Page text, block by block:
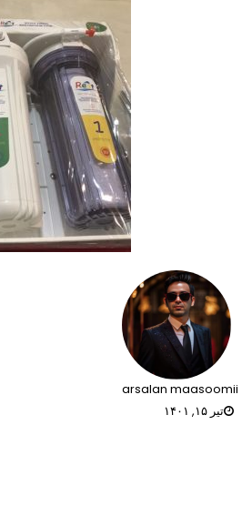
arsalan maasoomii
تیر ۱۵, ۱۴۰۱